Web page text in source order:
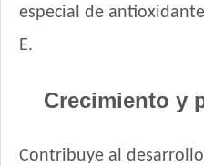
especial de
E.
Crecimiento y
Contribuye al